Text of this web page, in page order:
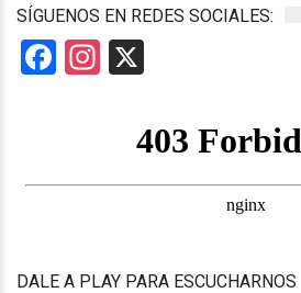
SÍGUENOS EN REDES SOCIALES:
Facebook
Instagram
DALE A PLAY PARA ESCUCHARNOS